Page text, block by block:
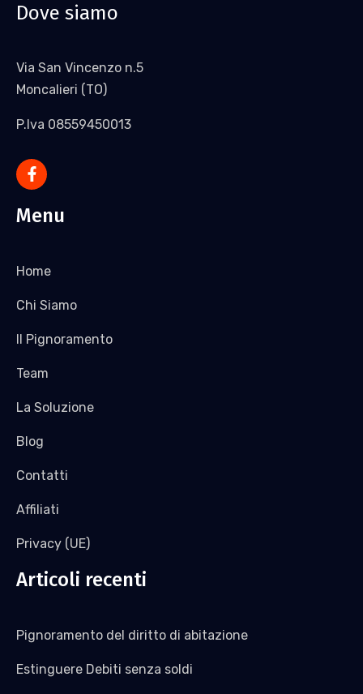
Dove siamo
Via San Vincenzo n.5
Moncalieri (TO)
P.Iva 08559450013
Menu
Home
Chi Siamo
Il Pignoramento
Team
La Soluzione
Blog
Contatti
Affiliati
Privacy (UE)
Articoli recenti
Pignoramento del diritto di abitazione
Estinguere Debiti senza soldi